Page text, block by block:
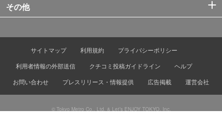
その他
サイトマップ 利用規約
プライバシーポリシー
利用者情報の外部送信
クチコミ投稿ガイドライン
ヘルプ
お問い合わせ
プレスリリース・情報提供 広告掲載 運営会社
© Tokyo Metro Co., Ltd. & Let’s ENJOY TOKYO, Inc.